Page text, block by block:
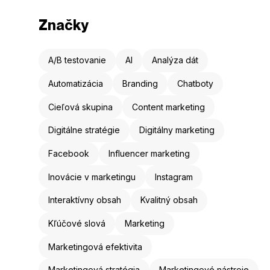
Značky
A/B testovanie AI Analýza dát
Automatizácia Branding Chatboty
Cieľová skupina Content marketing
Digitálne stratégie Digitálny marketing
Facebook Influencer marketing
Inovácie v marketingu Instagram
Interaktívny obsah Kvalitný obsah
Kľúčové slová Marketing
Marketingová efektivita